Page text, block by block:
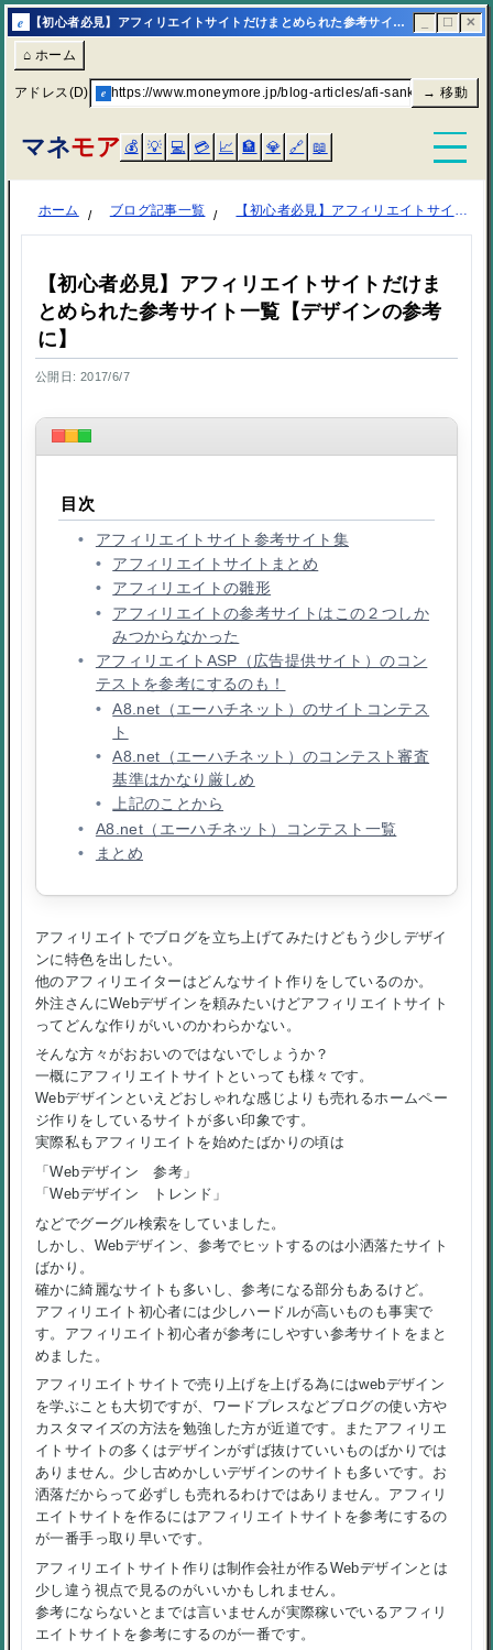
e 【初心者必見】アフィリエイトサイトだけまとめられた参考サイト一覧【デザインの参考に】 | マネモア ☐ ✕
⌂ ホーム
アドレス(D) e https://www.moneymore.jp/blog-articles/afi-sankou/→ 移動
マネモア 💰 💡 💻 💳 📈 🏦 💎 🔗 📖
ホーム ブログ記事一覧 【初心者必見】アフィリエイトサイトだけまとめられた参考サイト一覧【デザインの参考に】
【初心者必見】アフィリエイトサイトだけま
とめられた参考サイト一覧【デザインの参考
に】
公開日: 2017/6/7
目次
アフィリエイトサイト参考サイト集
アフィリエイトサイトまとめ
アフィリエイトの雛形
アフィリエイトの参考サイトはこの２つしか
みつからなかった
アフィリエイトASP（広告提供サイト）のコン
テストを参考にするのも！
A8.net（エーハチネット）のサイトコンテス
ト
A8.net（エーハチネット）のコンテスト審査
基準はかなり厳しめ
上記のことから
A8.net（エーハチネット）コンテスト一覧
まとめ
アフィリエイトでブログを立ち上げてみたけどもう少しデザイ
ンに特色を出したい。
他のアフィリエイターはどんなサイト作りをしているのか。
外注さんにWebデザインを頼みたいけどアフィリエイトサイト
ってどんな作りがいいのかわらかない。
そんな方々がおおいのではないでしょうか？
一概にアフィリエイトサイトといっても様々です。
Webデザインといえどおしゃれな感じよりも売れるホームペー
ジ作りをしているサイトが多い印象です。
実際私もアフィリエイトを始めたばかりの頃は
「Webデザイン 参考」
「Webデザイン トレンド」
などでグーグル検索をしていました。
しかし、Webデザイン、参考でヒットするのは小洒落たサイト
ばかり。
確かに綺麗なサイトも多いし、参考になる部分もあるけど。
アフィリエイト初心者には少しハードルが高いものも事実で
す。アフィリエイト初心者が参考にしやすい参考サイトをまと
めました。
アフィリエイトサイトで売り上げを上げる為にはwebデザイン
を学ぶことも大切ですが、ワードプレスなどブログの使い方や
カスタマイズの方法を勉強した方が近道です。またアフィリエ
イトサイトの多くはデザインがずば抜けていいものばかりでは
ありません。少し古めかしいデザインのサイトも多いです。お
洒落だからって必ずしも売れるわけではありません。アフィリ
エイトサイトを作るにはアフィリエイトサイトを参考にするの
が一番手っ取り早いです。
アフィリエイトサイト作りは制作会社が作るWebデザインとは
少し違う視点で見るのがいいかもしれません。
参考にならないとまでは言いませんが実際稼いでいるアフィリ
エイトサイトを参考にするのが一番です。